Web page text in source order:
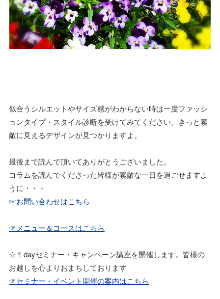
似合うシルエットやサイズ感がわからない時は一度ファッシ
ョンタイプ・スタイル診断を受けてみてください。きっと素
敵に見えるデザインが見つかりますよ。
最後まで読んで頂いてありがとうございました。
コラムを読んでくださった皆様が素敵な一日を過ごせますよ
うに・・・
☞お問い合わせはこちら
☞メニュー＆コースはこちら
☆１dayセミナー・キャンペーン講座を開催します。皆様の
お越しを心よりおまちしております
☞セミナー・イベント開催の案内はこちら